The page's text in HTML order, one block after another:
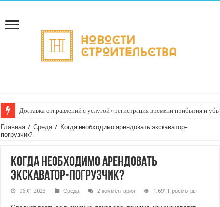
Доставка отправлений с услугой «регистрация времени прибытия и
Главная / Среда / Когда необходимо арендовать экскаватор-
погрузчик?
Когда необходимо арендовать
экскаватор-погрузчик?
06.01.2023 Среда 2 комментария 1,691 Просмотры